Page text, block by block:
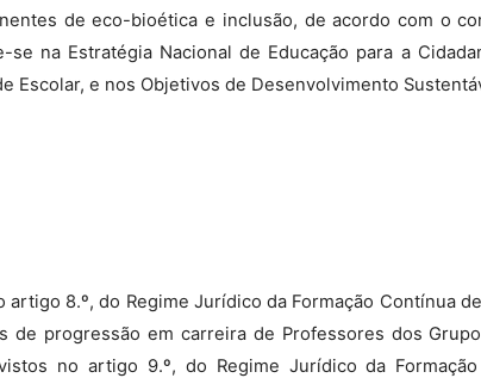
de eco-bioética e inclusão, de acordo com o
se na Estratégia Nacional de Educação para a
Escolar, e nos Objetivos de Desenvolvimento
artigo 8.º, do Regime Jurídico da Formação Contínua
de progressão em carreira de Professores dos
no artigo 9.º, do Regime Jurídico da